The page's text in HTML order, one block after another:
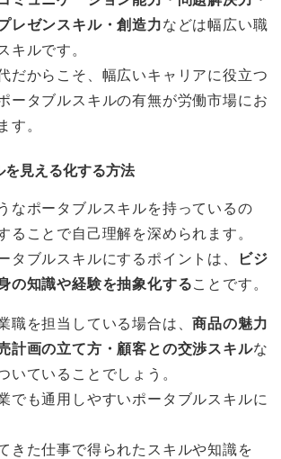
レゼンスキル・創造力などは幅広い職
キルです。
だからこそ、幅広いキャリアに役立つ
ータブルスキルの有無が労働市場にお
す。
を見える化する方法
なポータブルスキルを持っているの
ることで自己理解を深められます。
タブルスキルにするポイントは、
ビジ
の知識や経験を抽象化することです。
職を担当している場合は、商品の魅力
計画の立て方・顧客との交渉スキルな
いていることでしょう。
でも通用しやすいポータブルスキルに
きた仕事で得られたスキルや知識を